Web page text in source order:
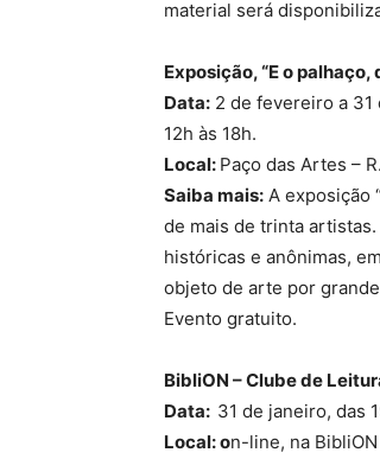
material será
Exposição, “E o
Data: 2 de fevereiro a 31
12h às 18h.
Local: Paço das Artes –
Saiba mais: A exposição
de mais de trinta
históricas e anônimas,
objeto de arte por
Evento gratuito.
BibliON – Clube de
Data: 31 de janeiro, das
Local: on-line, na BibliON